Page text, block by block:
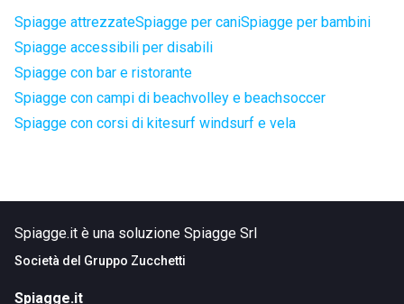
Spiagge attrezzateSpiagge per caniSpiagge per bambini
Spiagge accessibili per disabili
Spiagge con bar e ristorante
Spiagge con campi di beachvolley e beachsoccer
Spiagge con corsi di kitesurf windsurf e vela
Spiagge.it è una soluzione Spiagge Srl
Società del Gruppo Zucchetti
Spiagge.it